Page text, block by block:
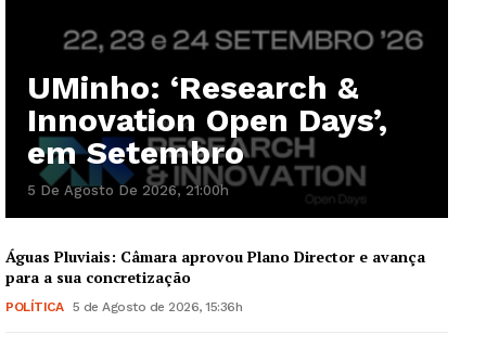
UMinho: ‘Research &
Innovation Open Days’,
em Setembro
5 De Agosto De 2026, 21:00h
Águas Pluviais: Câmara aprovou Plano Director e avança
para a sua concretização
POLÍTICA 5 de Agosto de 2026, 15:36h